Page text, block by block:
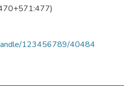
123456789/40484